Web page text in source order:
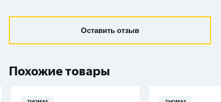
Оставить отзыв
Похожие товары